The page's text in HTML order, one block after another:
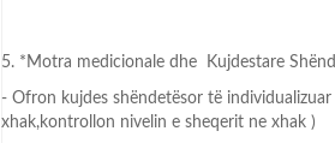
5. *Motra medicionale dhe Kujdestare
- Ofron kujdes shëndetësor të
xhak,kontrollon nivelin e sheqerit ne xhak )